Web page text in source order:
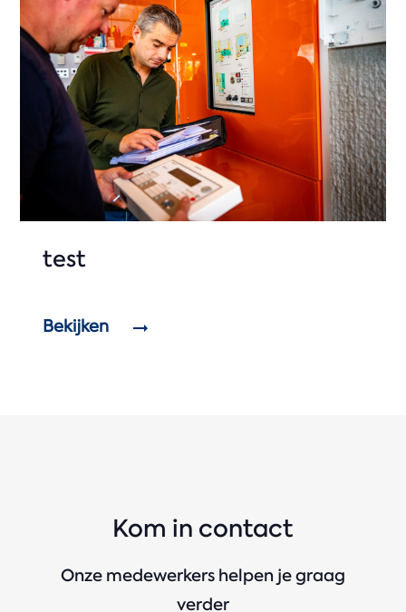
test
Bekijken
Kom in contact
Onze medewerkers helpen je graag
verder